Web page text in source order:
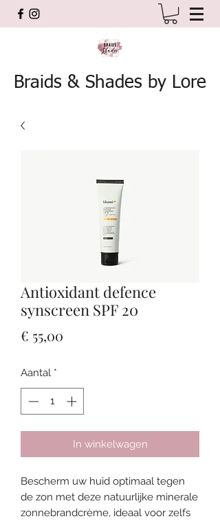
Braids & Shades by Lore
Antioxidant defence
synscreen SPF 20
€ 55,00
Aantal *
In winkelwagen
Bescherm uw huid optimaal tegen
de zon met deze natuurlijke minerale
zonnebrandcrème, ideaal voor zelfs